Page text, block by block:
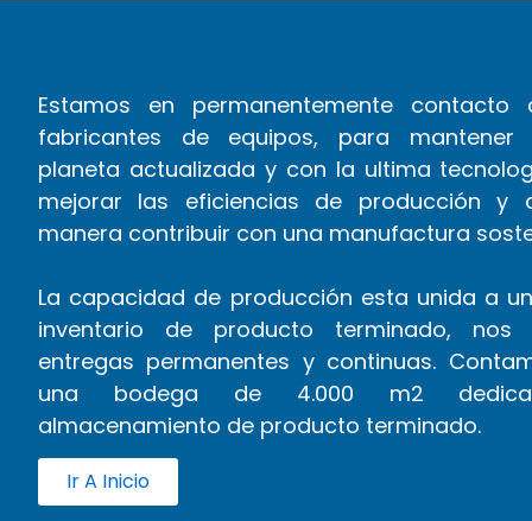
Estamos en permanentemente contacto
fabricantes de equipos, para mantener
planeta actualizada y con la ultima
mejorar las eficiencias de producción y
manera contribuir con una manufactura
La capacidad de producción esta unida a
inventario de producto terminado, nos
entregas permanentes y continuas.
una bodega de 4.000 m2
almacenamiento de producto terminado.
Ir A Inicio